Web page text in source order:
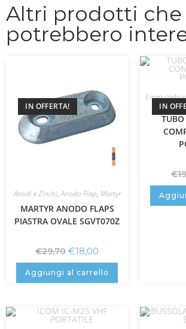
Altri prodotti che
potrebbero
IN OFFERTA!
Anodi e Zinchi,Anodo Flap, Martyr
MARTYR ANODO FLAPS
PIASTRA OVALE SGVT070Z
€29,70 €18,00
Aggiungi al carrello
IN
Linea
TUBO
€